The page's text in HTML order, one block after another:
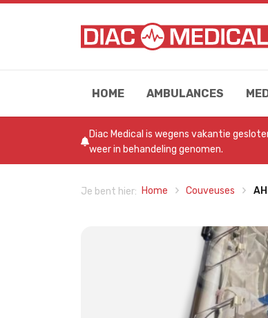
HOME AMBULANCES
Diac Medical is wegens vakantie
weer in behandeling genomen.
Je bent hier: Home Couveuses